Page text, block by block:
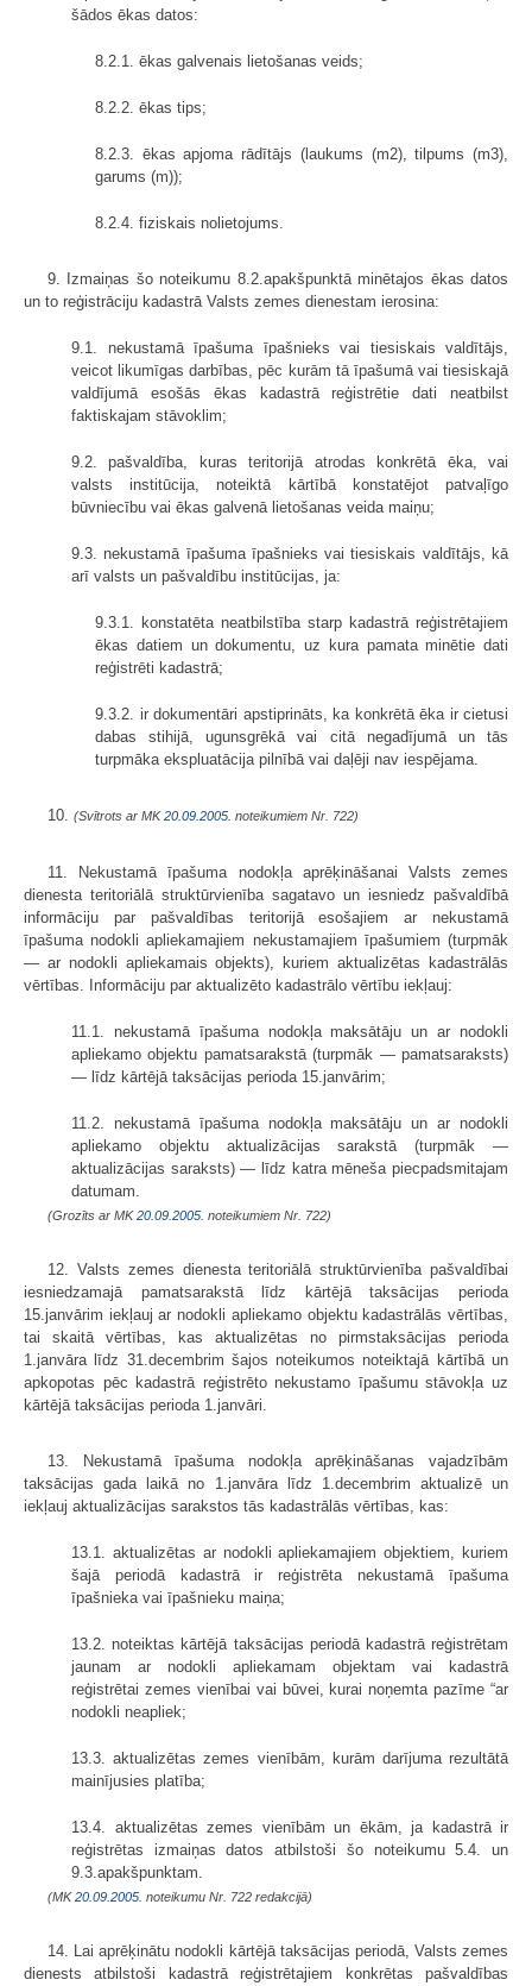
šādos ēkas datos:
8.2.1. ēkas galvenais lietošanas veids;
8.2.2. ēkas tips;
8.2.3. ēkas apjoma rādītājs (laukums (m2), tilpums (m3),
garums (m));
8.2.4. fiziskais nolietojums.
9. Izmaiņas šo noteikumu 8.2.apakšpunktā minētajos ēkas datos
un to reģistrāciju kadastrā Valsts zemes dienestam ierosina:
9.1. nekustamā īpašuma īpašnieks vai tiesiskais valdītājs,
veicot likumīgas darbības, pēc kurām tā īpašumā vai tiesiskajā
valdījumā esošās ēkas kadastrā reģistrētie dati neatbilst
faktiskajam stāvoklim;
9.2. pašvaldība, kuras teritorijā atrodas konkrētā ēka, vai
valsts institūcija, noteiktā kārtībā konstatējot patvaļīgo
būvniecību vai ēkas galvenā lietošanas veida maiņu;
9.3. nekustamā īpašuma īpašnieks vai tiesiskais valdītājs, kā
arī valsts un pašvaldību institūcijas, ja:
9.3.1. konstatēta neatbilstība starp kadastrā reģistrētajiem
ēkas datiem un dokumentu, uz kura pamata minētie dati
reģistrēti kadastrā;
9.3.2. ir dokumentāri apstiprināts, ka konkrētā ēka ir cietusi
dabas stihijā, ugunsgrēkā vai citā negadījumā un tās
turpmāka ekspluatācija pilnībā vai daļēji nav iespējama.
10. (Svītrots ar MK20.09.2005. noteikumiem Nr. 722)
11. Nekustamā īpašuma nodokļa aprēķināšanai Valsts zemes
dienesta teritoriālā struktūrvienība sagatavo un iesniedz pašvaldībā
informāciju par pašvaldības teritorijā esošajiem ar nekustamā
īpašuma nodokli apliekamajiem nekustamajiem īpašumiem (turpmāk
— ar nodokli apliekamais objekts), kuriem aktualizētas kadastrālās
vērtības. Informāciju par aktualizēto kadastrālo vērtību iekļauj:
11.1. nekustamā īpašuma nodokļa maksātāju un ar nodokli
apliekamo objektu pamatsarakstā (turpmāk — pamatsaraksts)
— līdz kārtējā taksācijas perioda 15.janvārim;
11.2. nekustamā īpašuma nodokļa maksātāju un ar nodokli
apliekamo objektu aktualizācijas sarakstā (turpmāk —
aktualizācijas saraksts) — līdz katra mēneša piecpadsmitajam
datumam.
(Grozīts ar MK20.09.2005. noteikumiem Nr. 722)
12. Valsts zemes dienesta teritoriālā struktūrvienība pašvaldībai
iesniedzamajā pamatsarakstā līdz kārtējā taksācijas perioda
15.janvārim iekļauj ar nodokli apliekamo objektu kadastrālās vērtības,
tai skaitā vērtības, kas aktualizētas no pirmstaksācijas perioda
1.janvāra līdz 31.decembrim šajos noteikumos noteiktajā kārtībā un
apkopotas pēc kadastrā reģistrēto nekustamo īpašumu stāvokļa uz
kārtējā taksācijas perioda 1.janvāri.
13. Nekustamā īpašuma nodokļa aprēķināšanas vajadzībām
taksācijas gada laikā no 1.janvāra līdz 1.decembrim aktualizē un
iekļauj aktualizācijas sarakstos tās kadastrālās vērtības, kas:
13.1. aktualizētas ar nodokli apliekamajiem objektiem, kuriem
šajā periodā kadastrā ir reģistrēta nekustamā īpašuma
īpašnieka vai īpašnieku maiņa;
13.2. noteiktas kārtējā taksācijas periodā kadastrā reģistrētam
jaunam ar nodokli apliekamam objektam vai kadastrā
reģistrētai zemes vienībai vai būvei, kurai noņemta pazīme “ar
nodokli neapliek;
13.3. aktualizētas zemes vienībām, kurām darījuma rezultātā
mainījusies platība;
13.4. aktualizētas zemes vienībām un ēkām, ja kadastrā ir
reģistrētas izmaiņas datos atbilstoši šo noteikumu 5.4. un
9.3.apakšpunktam.
(MK20.09.2005. noteikumu Nr. 722 redakcijā)
14. Lai aprēķinātu nodokli kārtējā taksācijas periodā, Valsts zemes
dienests atbilstoši kadastrā reģistrētajiem konkrētas pašvaldības